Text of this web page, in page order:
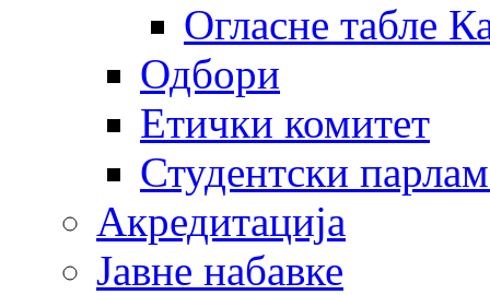
Огласне табле
Одбори
Етички комитет
Студентски
Акредитација
Јавне набавке